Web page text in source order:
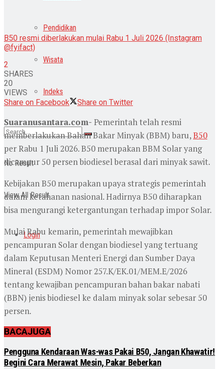
Pendidikan
Wisata
Indeks
No Result
View All Result
Login
B50 resmi diberlakukan mulai Rabu 1 Juli 2026 (Instagram
@fyifact)
2
SHARES
20
VIEWS
Share on Facebook
Share on Twitter
Suaranusantara.com- Pemerintah telah resmi
memberlakukan Bahan Bakar Minyak (BBM) baru,B50
per Rabu 1 Juli 2026. B50 merupakan BBM Solar yang
dicampur 50 persen biodiesel berasal dari minyak sawit.
Kebijakan B50 merupakan upaya strategis pemerintah
dalam ketahanan nasional. Hadirnya B50 diharapkan
bisa mengurangi ketergantungan terhadap impor Solar.
Mulai Rabu kemarin, pemerintah mewajibkan
pencampuran Solar dengan biodiesel yang tertuang
dalam Keputusan Menteri Energi dan Sumber Daya
Mineral (ESDM) Nomor 257.K/EK.01/MEM.E/2026
tentang kewajiban pencampuran bahan bakar nabati
(BBN) jenis biodiesel ke dalam minyak solar sebesar 50
persen.
BACAJUGA
Pengguna Kendaraan Was-was Pakai B50, Jangan Khawatir!
Begini Cara Merawat Mesin, Pakar Beberkan